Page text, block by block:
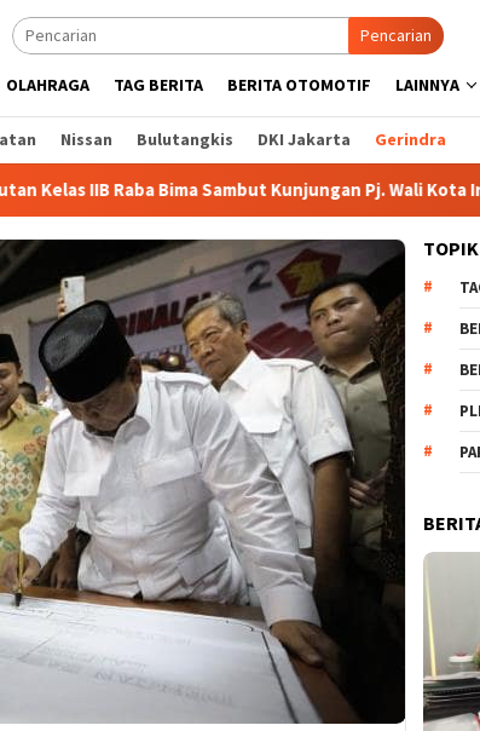
Pencarian
OLAHRAGA TAG BERITA BERITA OTOMOTIF LAINNYA
Nissan Bulutangkis DKI Jakarta Gerindra
Raba Bima Sambut Kunjungan Pj. Wali Kota Ir. H.